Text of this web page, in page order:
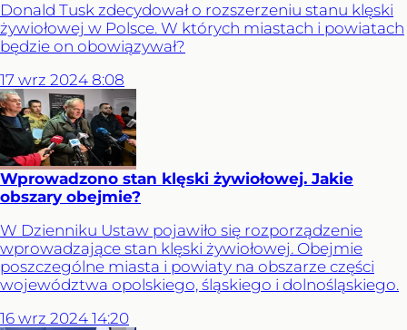
Donald Tusk zdecydował o rozszerzeniu stanu klęski
żywiołowej w Polsce. W których miastach i powiatach
będzie on obowiązywał?
17 wrz 2024 8:08
Wprowadzono stan klęski żywiołowej. Jakie
obszary obejmie?
W Dzienniku Ustaw pojawiło się rozporządzenie
wprowadzające stan klęski żywiołowej. Obejmie
poszczególne miasta i powiaty na obszarze części
województwa opolskiego, śląskiego i dolnośląskiego.
16 wrz 2024 14:20